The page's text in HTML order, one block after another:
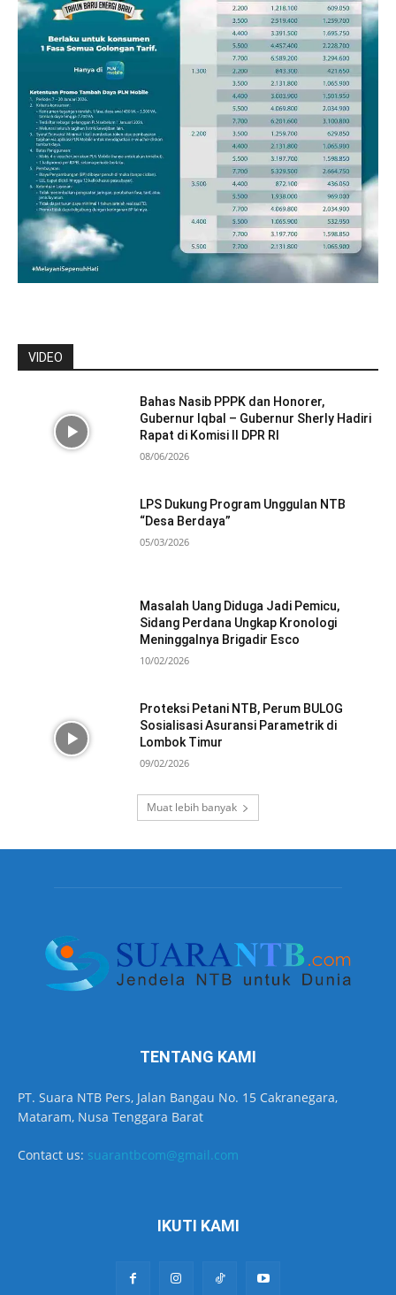
VIDEO
Bahas Nasib PPPK dan Honorer,
Gubernur Iqbal – Gubernur Sherly Hadiri
Rapat di Komisi II DPR RI
08/06/2026
LPS Dukung Program Unggulan NTB
“Desa Berdaya”
05/03/2026
Masalah Uang Diduga Jadi Pemicu,
Sidang Perdana Ungkap Kronologi
Meninggalnya Brigadir Esco
10/02/2026
Proteksi Petani NTB, Perum BULOG
Sosialisasi Asuransi Parametrik di
Lombok Timur
09/02/2026
Muat lebih banyak
TENTANG KAMI
PT. Suara NTB Pers, Jalan Bangau No. 15 Cakranegara,
Mataram, Nusa Tenggara Barat
Contact us: suarantbcom@gmail.com
IKUTI KAMI